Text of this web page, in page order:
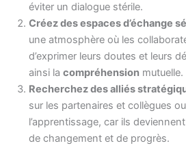
éviter un dialogue stérile.
Créez des espaces d’échange
une atmosphère où les
d’exprimer leurs doutes et leurs
ainsi lacompréhension mutuelle.
Recherchez des alliés
sur les partenaires et collègues
l’apprentissage, car ils
de changement et de progrès.